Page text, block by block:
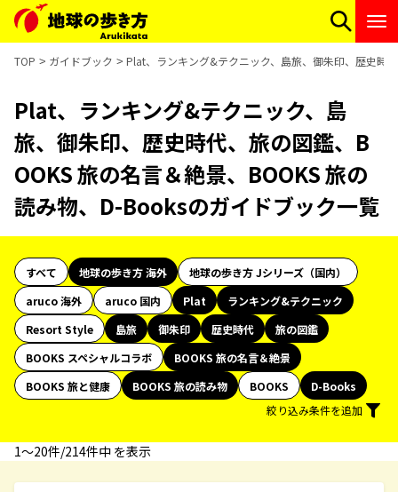
TOP ガイドブック Plat、ランキング&テクニック、島旅、御朱印、歴史時
Plat、ランキング&テクニック、島
旅、御朱印、歴史時代、旅の図鑑、B
OOKS 旅の名言＆絶景、BOOKS 旅の
読み物、D-Booksのガイドブック一覧
すべて 地球の歩き方 海外
地球の歩き方 Jシリーズ（国内）
aruco 海外
aruco 国内 Plat
ランキング&テクニック
Resort Style
島旅 御朱印 歴史時代
旅の図鑑
BOOKS スペシャルコラボ
BOOKS 旅の名言＆絶景
BOOKS 旅と健康
BOOKS 旅の読み物 BOOKS
D-Books
絞り込み条件を追加
1〜20件/214件中 を表示